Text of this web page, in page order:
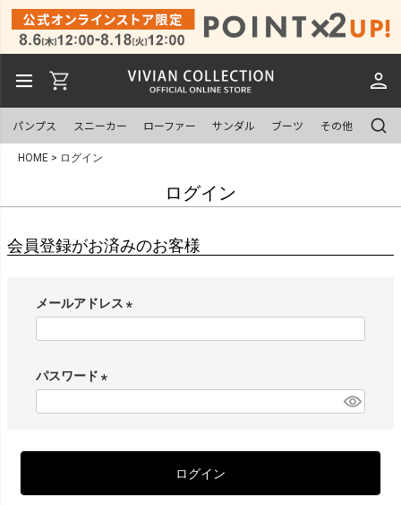
パンプス スニーカー ローファー サンダル ブーツ その他
HOME ログイン
ログイン
会員登録がお済みのお客様
メールアドレス
)
パスワード
ログイン